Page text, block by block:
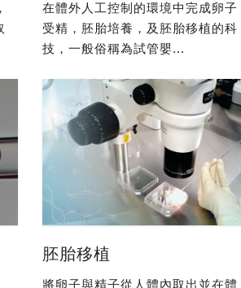
在體外人工控制的環境中完成卵子
受精，胚胎培養，及胚胎移植的科
技，一般俗稱為試管嬰...
胚胎移植
將卵子與精子從人體內取出並在體